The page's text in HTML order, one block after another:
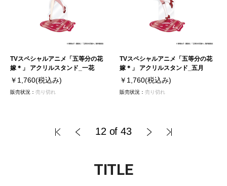
TVスペシャルアニメ「五等分の花
嫁＊」 アクリルスタンド_一花
￥1,760(税込み)
販売状況： 売り切れ
TVスペシャルアニメ「五等分の花
嫁＊」 アクリルスタンド_五月
￥1,760(税込み)
販売状況：売り切れ
12 of 43
TITLE